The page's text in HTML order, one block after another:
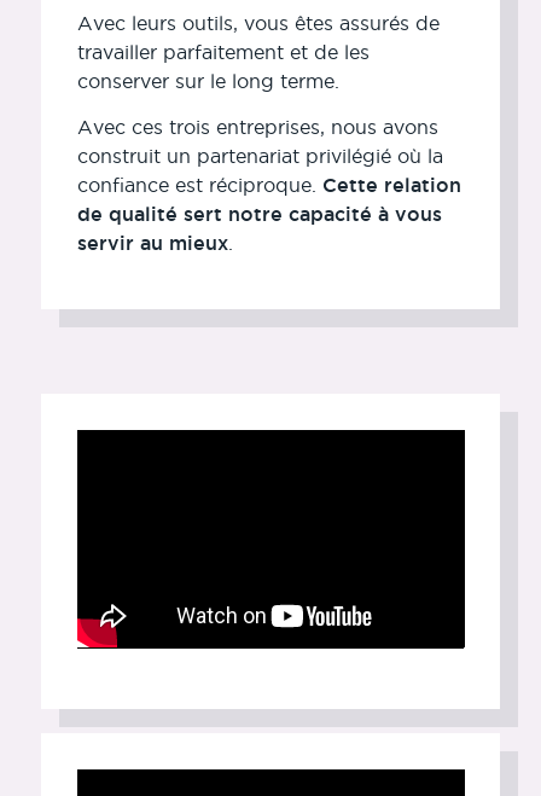
Avec leurs outils, vous êtes assurés de
travailler parfaitement et de les
conserver sur le long terme.
Avec ces trois entreprises, nous avons
construit un partenariat privilégié où la
confiance est réciproque. Cette relation
de qualité sert notre capacité à vous
servir au mieux.